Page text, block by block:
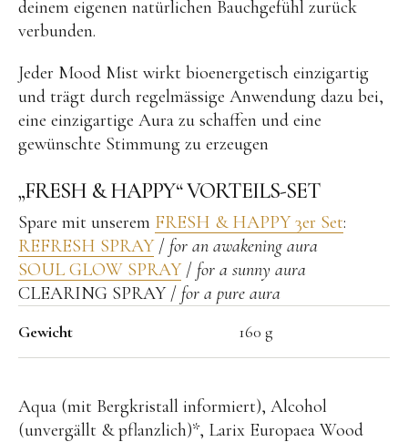
deinem eigenen natürlichen Bauchgefühl zurück
verbunden.
Jeder Mood Mist wirkt bioenergetisch einzigartig
und trägt durch regelmässige Anwendung dazu bei,
eine einzigartige Aura zu schaffen und eine
gewünschte Stimmung zu erzeugen
„FRESH & HAPPY“ VORTEILS-SET
Spare mit unserem FRESH & HAPPY 3er Set:
REFRESH SPRAY/ for an awakening aura
SOUL GLOW SPRAY/ for a sunny aura
CLEARING SPRAY / for a pure aura
Gewicht 160 g
Aqua (mit Bergkristall informiert), Alcohol
(unvergällt & pflanzlich)*, Larix Europaea Wood